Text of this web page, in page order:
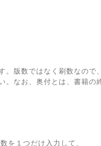
版数ではなく刷数なので
なお、奥付とは、書籍の
を１つだけ入力して、